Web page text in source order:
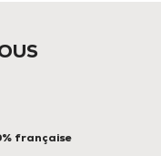
française